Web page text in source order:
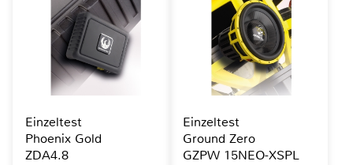
Einzeltest
Phoenix Gold
ZDA4.8
Einzeltest
Ground Zero
GZPW 15NEO-XSPL